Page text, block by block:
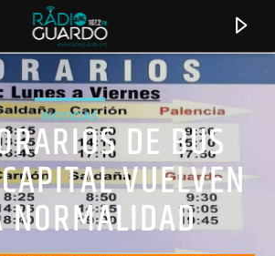
NOTICIAS DE BUS
VUELVEN
NORMALIDAD